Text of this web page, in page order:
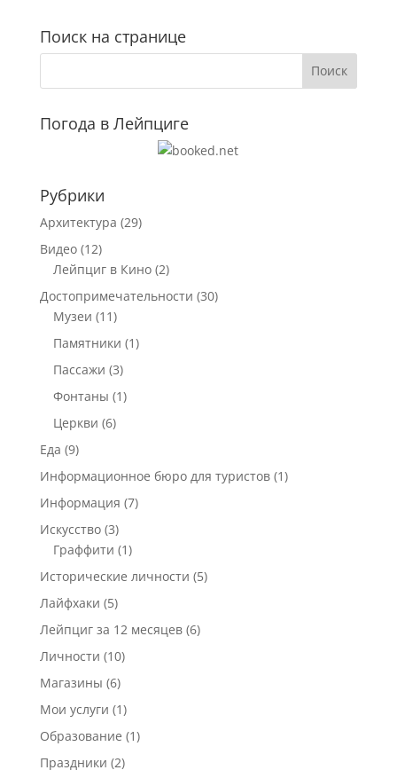
Поиск на странице
Погода в Лейпциге
Рубрики
Архитектура (29)
Видео(12)
Лейпциг в Кино(2)
Достопримечательности (30)
Музеи (11)
Памятники (1)
Пассажи (3)
Фонтаны (1)
Церкви (6)
Еда (9)
Информационное бюро для туристов(1)
Информация (7)
Искусство(3)
Граффити (1)
Исторические личности (5)
Лайфхаки (5)
Лейпциг за 12 месяцев(6)
Личности (10)
Магазины (6)
Мои услуги (1)
Образование (1)
Праздники (2)